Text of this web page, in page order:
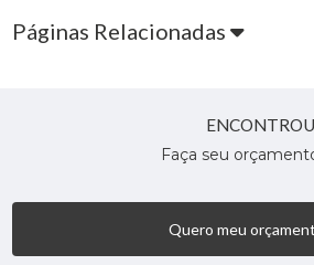
Páginas Relacionadas
Faça seu
Quero meu